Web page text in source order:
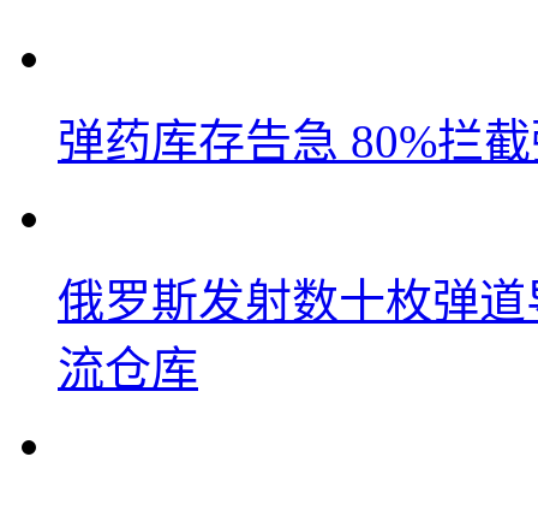
弹药库存告急 80%拦
俄罗斯发射数十枚弹
流仓库